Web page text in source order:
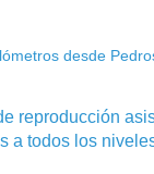
desde
reproducción
a todos los